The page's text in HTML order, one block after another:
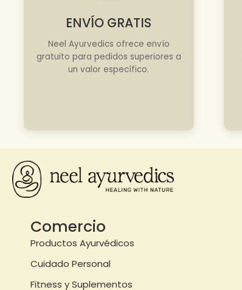
ENVÍO GRATIS
Neel Ayurvedics ofrece envío
gratuito para pedidos superiores a
un valor específico.
Comercio
Productos Ayurvédicos
Cuidado Personal
Fitness y Suplementos